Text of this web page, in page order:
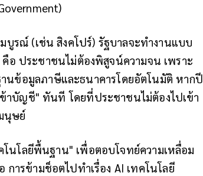
รณ์ (เช่น สิงคโปร์) รัฐบาลจะทำงานแบบ
คือ ประชาชนไม่ต้องพิสูจน์ความจน เพราะ
นข้อมูลภาษีและธนาคารโดยอัตโนมัติ หากปี
ข้าบัญชี" ทันที โดยที่ประชาชนไม่ต้องไปเข้า
นุษย์
โนโลยีพื้นฐาน" เพื่อตอบโจทย์ความเหลื่อม
ารข้ามช็อตไปทำเรื่อง AI เทคโนโลยี